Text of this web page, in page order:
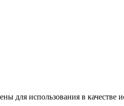
использования в качестве